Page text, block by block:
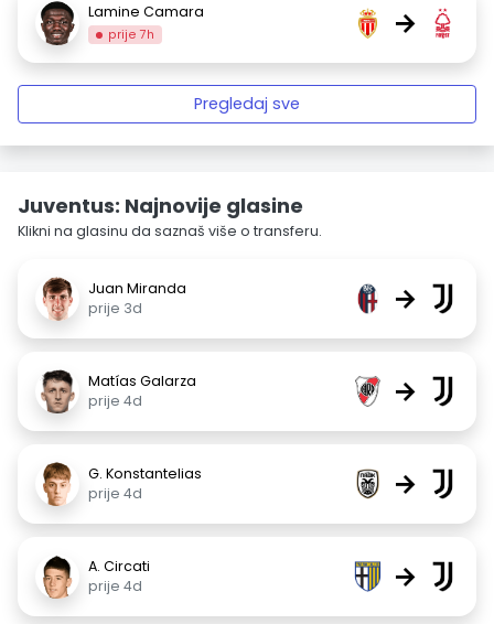
Lamine Camara
prije 7h →
Pregledaj sve
Juventus: Najnovije glasine
Klikni na glasinu da saznaš više o transferu.
Juan Miranda
prije 3d
→
Matías Galarza
prije 4d
→
G. Konstantelias
prije 4d
→
A. Circati
prije 4d
→